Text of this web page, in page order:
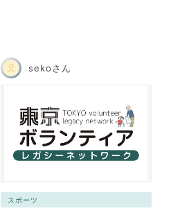
sekoさん
スポーツ